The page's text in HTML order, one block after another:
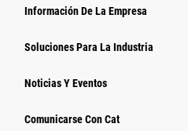
Información De La Empresa
Soluciones Para La Industria
Noticias Y Eventos
Comunicarse Con Cat